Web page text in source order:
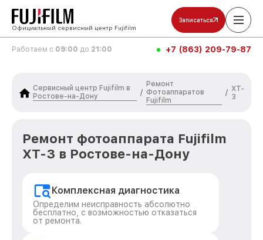
Официальный сервисный центр Fujifilm
Записаться
Работаем с 09:00 до 21:00 +7 (863) 209-79-87
Сервисный центр Fujifilm в
Ростове-на-Дону
/
Ремонт
Фотоаппаратов
Fujifilm
/ XT-
3
Ремонт фотоаппарата Fujifilm
XT-3 в Ростове-на-Дону
Комплексная диагностика
Определим неисправность абсолютно
бесплатно, с возможностью отказаться
от ремонта.